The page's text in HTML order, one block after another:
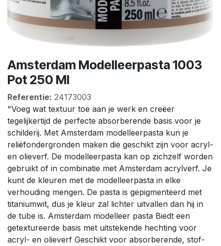
Amsterdam Modelleerpasta 1003
Pot 250 Ml
Referentie: 24173003
"Voeg wat textuur toe aan je werk en creëer
tegelijkertijd de perfecte absorberende basis voor je
schilderij. Met Amsterdam modelleerpasta kun je
reliëfondergronden maken die geschikt zijn voor acryl-
en olieverf. De modelleerpasta kan op zichzelf worden
gebruikt of in combinatie met Amsterdam acrylverf. Je
kunt de kleuren met de modelleerpasta in elke
verhouding mengen. De pasta is gepigmenteerd met
titaniumwit, dus je kleur zal lichter uitvallen dan hij in
de tube is. Amsterdam modelleer pasta Biedt een
getextureerde basis met uitstekende hechting voor
acryl- en olieverf Geschikt voor absorberende, stof-